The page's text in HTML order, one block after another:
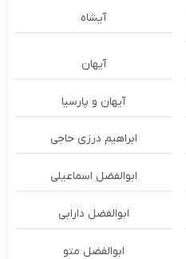
آیشاه
آیهان
آیهان و پارسیا
ابراهیم درزی حاجی
ابوالفضل اسماعیلی
ابوالفضل دارابی
ابوالفضل متو